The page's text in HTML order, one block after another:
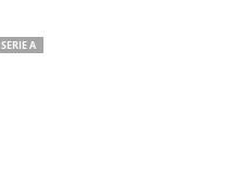
SERIE A